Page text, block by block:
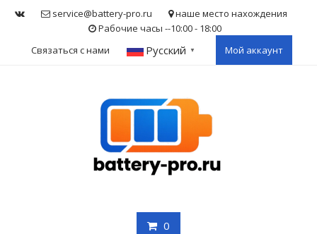
service@battery-pro.ru
наше место нахождения
Рабочие часы --10:00 - 18:00
Связаться с нами
Русский ▼ Мой аккаунт
0